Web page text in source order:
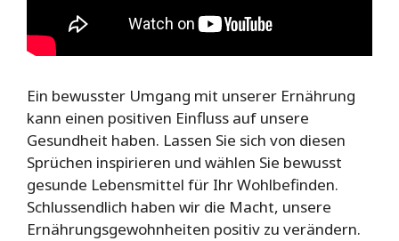
Ein bewusster Umgang mit unserer Ernährung
kann einen positiven Einfluss auf unsere
Gesundheit haben. Lassen Sie sich von diesen
Sprüchen inspirieren und wählen Sie bewusst
gesunde Lebensmittel für Ihr Wohlbefinden.
Schlussendlich haben wir die Macht, unsere
Ernährungsgewohnheiten positiv zu verändern.